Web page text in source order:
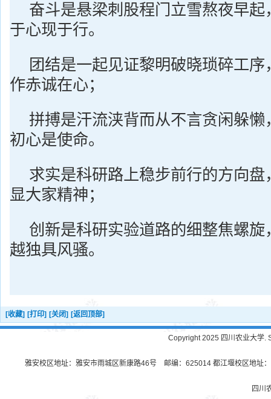
奋斗是悬梁刺股程门立雪熬夜早
于心现于行。
团结是一起见证黎明破晓琐碎工
作赤诚在心；
拼搏是汗流浃背而从不言贪闲躲
初心是使命。
求实是科研路上稳步前行的方向
显大家精神；
创新是科研实验道路的细整焦螺
越独具风骚。
[收藏] [打印] [关闭] [返回顶部]
Copyright 2025 四川农业大学.
雅安校区地址：雅安市雨城区新康路46号 邮编：625014 都江堰校区地址
四川